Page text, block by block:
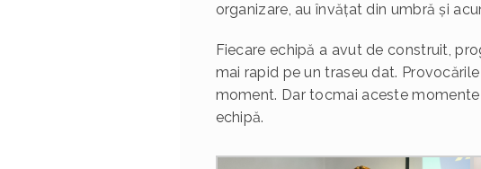
organizare, au învățat din umbră și
Fiecare echipă a avut de construit,
mai rapid pe un traseu dat.
moment. Dar tocmai aceste
echipă.